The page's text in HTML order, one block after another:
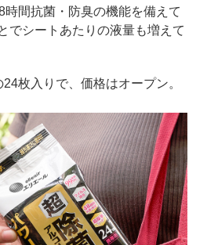
間抗菌・防臭の機能を備えて
でシートあたりの液量も増えて
枚入りで、価格はオープン。